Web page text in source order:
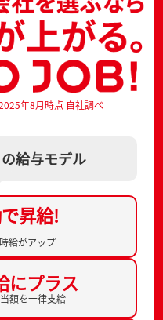
年8月時点 自社調べ
給与モデル
昇給!
給がアップ
にプラス
額を一律支給